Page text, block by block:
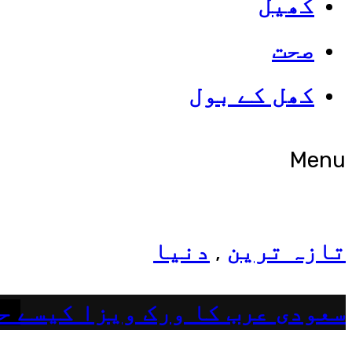
صحت
کھل کے بول
Menu
شوبز
ہانیہ عامر کی بہن ایشا
تازہ ترین , دنیا
سعودی عرب کا ورک ویزا کیسے